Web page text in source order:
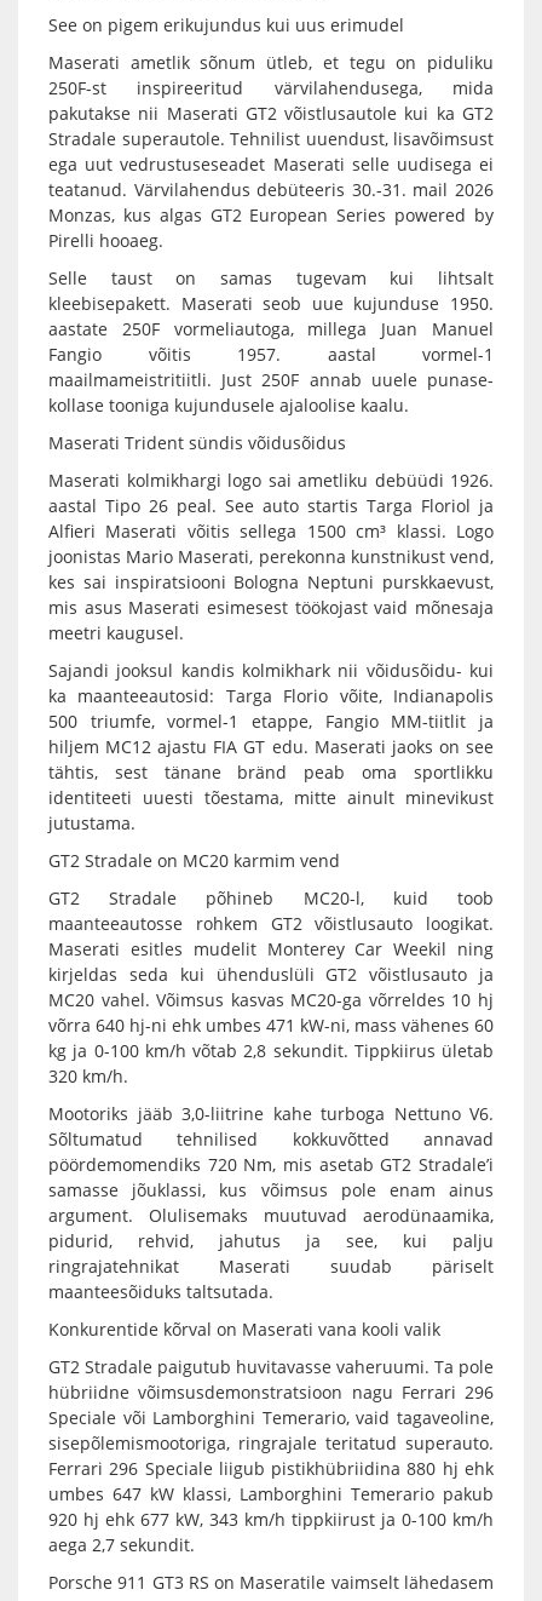
See on pigem erikujundus kui uus erimudel
Maserati ametlik sõnum ütleb, et tegu on piduliku
250F-st inspireeritud värvilahendusega, mida
pakutakse nii Maserati GT2 võistlusautole kui ka GT2
Stradale superautole. Tehnilist uuendust, lisavõimsust
ega uut vedrustuseseadet Maserati selle uudisega ei
teatanud. Värvilahendus debüteeris 30.-31. mail 2026
Monzas, kus algas GT2 European Series powered by
Pirelli hooaeg.
Selle taust on samas tugevam kui lihtsalt
kleebisepakett. Maserati seob uue kujunduse 1950.
aastate 250F vormeliautoga, millega Juan Manuel
Fangio võitis 1957. aastal vormel-1
maailmameistritiitli. Just 250F annab uuele punase-
kollase tooniga kujundusele ajaloolise kaalu.
Maserati Trident sündis võidusõidus
Maserati kolmikhargi logo sai ametliku debüüdi 1926.
aastal Tipo 26 peal. See auto startis Targa Floriol ja
Alfieri Maserati võitis sellega 1500 cm³ klassi. Logo
joonistas Mario Maserati, perekonna kunstnikust vend,
kes sai inspiratsiooni Bologna Neptuni purskkaevust,
mis asus Maserati esimesest töökojast vaid mõnesaja
meetri kaugusel.
Sajandi jooksul kandis kolmikhark nii võidusõidu- kui
ka maanteeautosid: Targa Florio võite, Indianapolis
500 triumfe, vormel-1 etappe, Fangio MM-tiitlit ja
hiljem MC12 ajastu FIA GT edu. Maserati jaoks on see
tähtis, sest tänane bränd peab oma sportlikku
identiteeti uuesti tõestama, mitte ainult minevikust
jutustama.
GT2 Stradale on MC20 karmim vend
GT2 Stradale põhineb MC20-l, kuid toob
maanteeautosse rohkem GT2 võistlusauto loogikat.
Maserati esitles mudelit Monterey Car Weekil ning
kirjeldas seda kui ühenduslüli GT2 võistlusauto ja
MC20 vahel. Võimsus kasvas MC20-ga võrreldes 10 hj
võrra 640 hj-ni ehk umbes 471 kW-ni, mass vähenes 60
kg ja 0-100 km/h võtab 2,8 sekundit. Tippkiirus ületab
320 km/h.
Mootoriks jääb 3,0-liitrine kahe turboga Nettuno V6.
Sõltumatud tehnilised kokkuvõtted annavad
pöördemomendiks 720 Nm, mis asetab GT2 Stradale’i
samasse jõuklassi, kus võimsus pole enam ainus
argument. Olulisemaks muutuvad aerodünaamika,
pidurid, rehvid, jahutus ja see, kui palju
ringrajatehnikat Maserati suudab päriselt
maanteesõiduks taltsutada.
Konkurentide kõrval on Maserati vana kooli valik
GT2 Stradale paigutub huvitavasse vaheruumi. Ta pole
hübriidne võimsusdemonstratsioon nagu Ferrari 296
Speciale või Lamborghini Temerario, vaid tagaveoline,
sisepõlemismootoriga, ringrajale teritatud superauto.
Ferrari 296 Speciale liigub pistikhübriidina 880 hj ehk
umbes 647 kW klassi, Lamborghini Temerario pakub
920 hj ehk 677 kW, 343 km/h tippkiirust ja 0-100 km/h
aega 2,7 sekundit.
Porsche 911 GT3 RS on Maseratile vaimselt lähedasem